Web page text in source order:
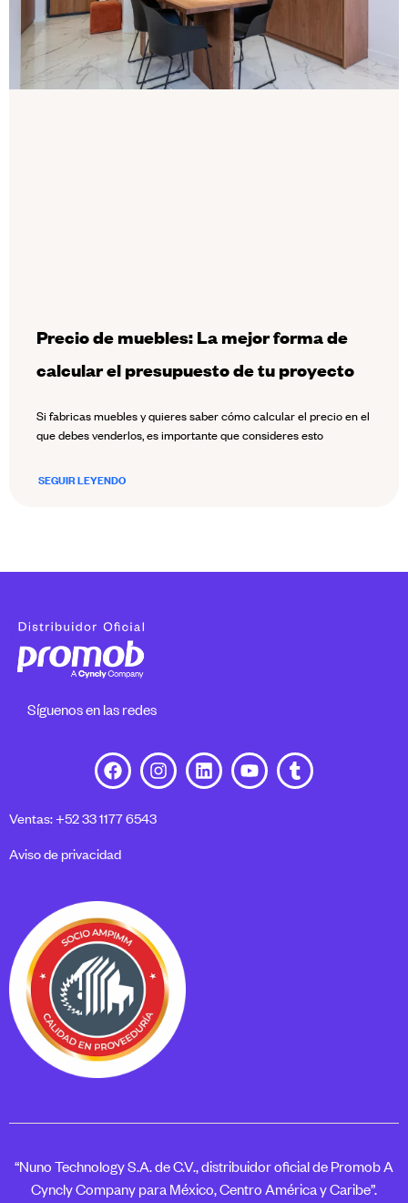
Precio de muebles: La mejor forma de
calcular el presupuesto de tu proyecto
Si fabricas muebles y quieres saber cómo calcular el precio en el
que debes venderlos, es importante que consideres esto
SEGUIR LEYENDO
Síguenos en las redes
Ventas: +52 33 1177 6543
Aviso de privacidad
“Nuno Technology S.A. de C.V., distribuidor oficial de Promob A
Cyncly Company para México, Centro América y Caribe”.